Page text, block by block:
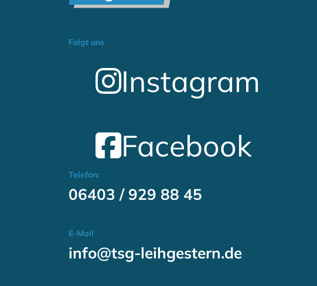
Folgt uns
Instagram
Facebook
Telefon:
06403 / 929 88 45
E-Mail
info@tsg-leihgestern.de